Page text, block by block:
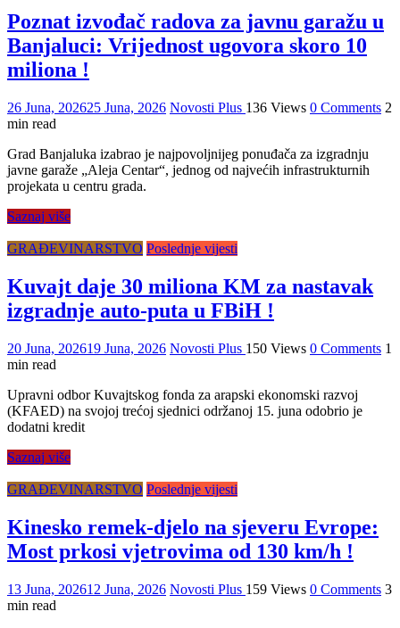
Poznat izvođač radova za javnu garažu u
Banjaluci: Vrijednost ugovora skoro 10
miliona !
26 Juna, 202625 Juna, 2026 Novosti Plus 136 Views 0 Comments 2
min read
Grad Banjaluka izabrao je najpovoljnijeg ponuđača za izgradnju
javne garaže „Aleja Centar“, jednog od najvećih infrastrukturnih
projekata u centru grada.
Saznaj više
GRAĐEVINARSTVO Poslednje vijesti
Kuvajt daje 30 miliona KM za nastavak
izgradnje auto-puta u FBiH !
20 Juna, 202619 Juna, 2026 Novosti Plus 150 Views 0 Comments 1
min read
Upravni odbor Kuvajtskog fonda za arapski ekonomski razvoj
(KFAED) na svojoj trećoj sjednici održanoj 15. juna odobrio je
dodatni kredit
Saznaj više
GRAĐEVINARSTVO Poslednje vijesti
Kinesko remek-djelo na sjeveru Evrope:
Most prkosi vjetrovima od 130 km/h !
13 Juna, 202612 Juna, 2026 Novosti Plus 159 Views 0 Comments 3
min read